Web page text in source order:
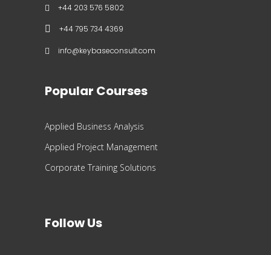
+44 203 576 5802
+44 795 734 4369
info@keybaseconsult.com
Popular Courses
Applied Business Analysis
Applied Project Management
Corporate Training Solutions
Follow Us